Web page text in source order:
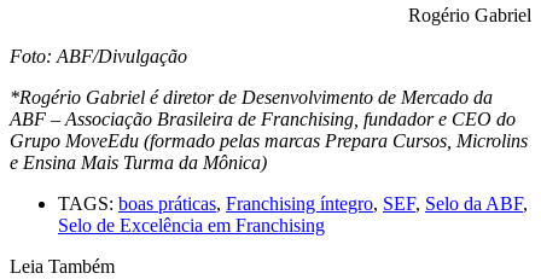
Rogério Gabriel
Foto: ABF/Divulgação
*Rogério Gabriel é diretor de Desenvolvimento de Mercado da
ABF – Associação Brasileira de Franchising, fundador e CEO do
Grupo MoveEdu (formado pelas marcas Prepara Cursos, Microlins
e Ensina Mais Turma da Mônica)
TAGS: boas práticas, Franchising íntegro, SEF, Selo da ABF,
Selo de Excelência em Franchising
Leia Também